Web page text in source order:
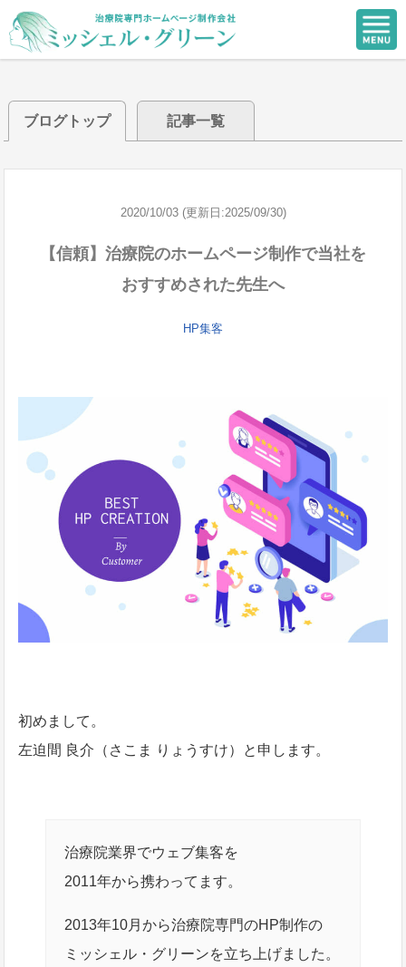
ブログトップ 記事一覧
2020/10/03 (更新日:2025/09/30)
【信頼】治療院のホームページ制作で当社を
おすすめされた先生へ
HP集客
初めまして。
左迫間 良介（さこま りょうすけ）と申します。
治療院業界でウェブ集客を
2011年から携わってます。
2013年10月から治療院専門のHP制作の
ミッシェル・グリーンを立ち上げました。